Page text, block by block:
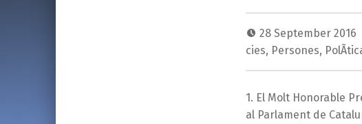
28 September 2016
cies, Persones,
1. El Molt Honorable
al Parlament de